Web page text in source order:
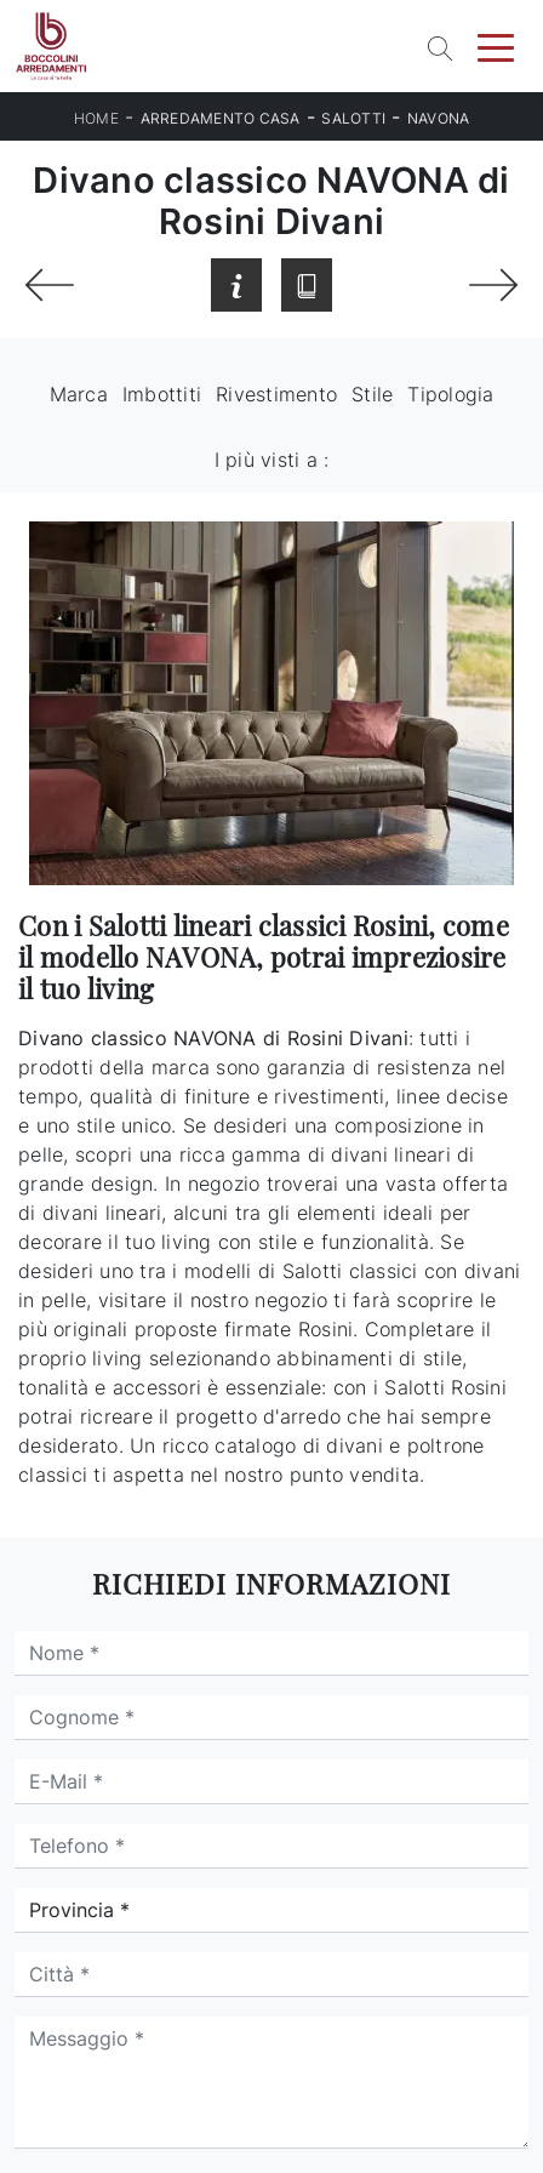
HOME- ARREDAMENTO CASA - SALOTTI - NAVONA
Divano classico NAVONA di
Rosini Divani
Marca Imbottiti Rivestimento Stile Tipologia
I più visti a :
Con i Salotti lineari classici Rosini, come
il modello NAVONA, potrai impreziosire
il tuo living
Divano classico NAVONA di Rosini Divani: tutti i
prodotti della marca sono garanzia di resistenza nel
tempo, qualità di finiture e rivestimenti, linee decise
e uno stile unico. Se desideri una composizione in
pelle, scopri una ricca gamma di divani lineari di
grande design. In negozio troverai una vasta offerta
di divani lineari, alcuni tra gli elementi ideali per
decorare il tuo living con stile e funzionalità. Se
desideri uno tra i modelli di Salotti classici con divani
in pelle, visitare il nostro negozio ti farà scoprire le
più originali proposte firmate Rosini. Completare il
proprio living selezionando abbinamenti di stile,
tonalità e accessori è essenziale: con i Salotti Rosini
potrai ricreare il progetto d'arredo che hai sempre
desiderato. Un ricco catalogo di divani e poltrone
classici ti aspetta nel nostro punto vendita.
RICHIEDI INFORMAZIONI